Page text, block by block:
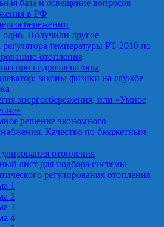
база и освещение вопросов
в РФ
Получили другое
регулятора температуры РТ-2010 по
отопления
про гидроэлеваторы
законы физики на службе
энергосбережения, или «Умное
решение экономного
Качество по бюджетным
отопления
лист для подбора системы
регулирования отопления
1
2
3
4